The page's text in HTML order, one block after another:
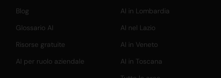
Blog
Glossario AI
Risorse gratuite
AI per ruolo aziendale
AI in Lombardia
AI nel Lazio
AI in Veneto
AI in Toscana